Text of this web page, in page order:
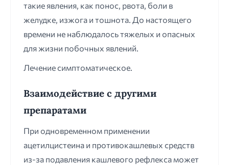
такие явления, как понос, рвота, боли в
желудке, изжога и тошнота. До настоящего
времени не наблюдалось тяжелых и опасных
для жизни побочных явлений.
Лечение симптоматическое.
Взаимодействие с другими
препаратами
При одновременном применении
ацетилцистеина и противокашлевых средств
из-за подавления кашлевого рефлекса может